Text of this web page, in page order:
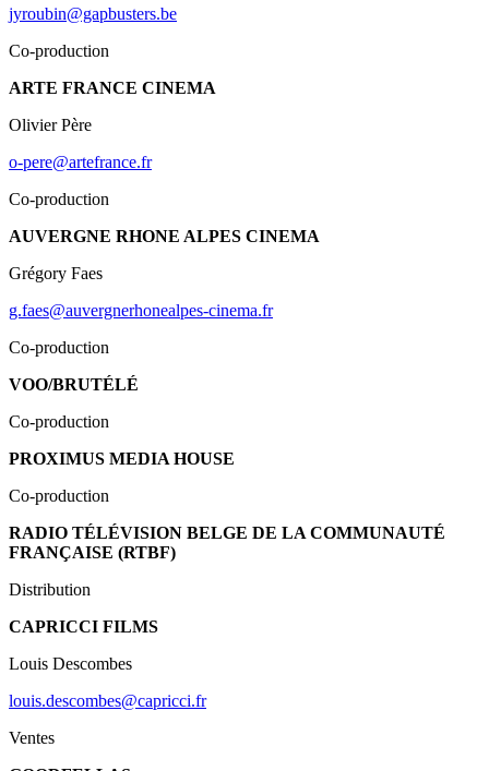
jyroubin@gapbusters.be
Co-production
ARTE FRANCE CINEMA
Olivier Père
o-pere@artefrance.fr
Co-production
AUVERGNE RHONE ALPES CINEMA
Grégory Faes
g.faes@auvergnerhonealpes-cinema.fr
Co-production
VOO/BRUTÉLÉ
Co-production
PROXIMUS MEDIA HOUSE
Co-production
RADIO TÉLÉVISION BELGE DE LA COMMUNAUTÉ
FRANÇAISE (RTBF)
Distribution
CAPRICCI FILMS
Louis Descombes
louis.descombes@capricci.fr
Ventes